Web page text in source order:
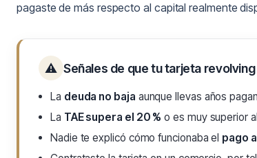
pagaste de más respecto al capital realmente
⚠ Señales de que tu tarjeta
La deuda no baja aunque llevas años
La TAE supera el 20 % o es muy superior
Nadie te explicó cómo funcionaba el pago